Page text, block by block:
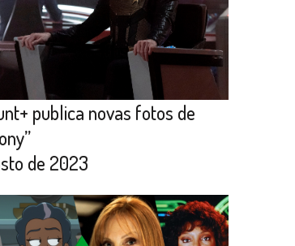
publica novas fotos de
de 2023